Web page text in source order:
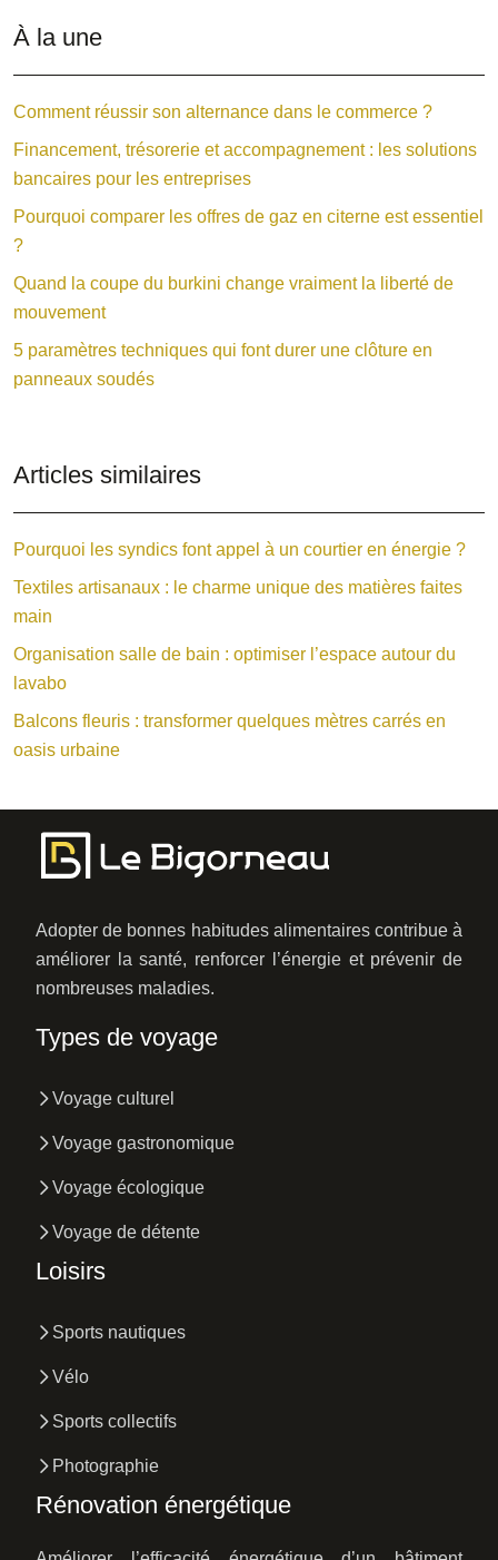
À la une
Comment réussir son alternance dans le commerce ?
Financement, trésorerie et accompagnement : les solutions
bancaires pour les entreprises
Pourquoi comparer les offres de gaz en citerne est essentiel
?
Quand la coupe du burkini change vraiment la liberté de
mouvement
5 paramètres techniques qui font durer une clôture en
panneaux soudés
Articles similaires
Pourquoi les syndics font appel à un courtier en énergie ?
Textiles artisanaux : le charme unique des matières faites
main
Organisation salle de bain : optimiser l’espace autour du
lavabo
Balcons fleuris : transformer quelques mètres carrés en
oasis urbaine
Adopter de bonnes habitudes alimentaires contribue à
améliorer la santé, renforcer l’énergie et prévenir de
nombreuses maladies.
Types de voyage
Voyage culturel
Voyage gastronomique
Voyage écologique
Voyage de détente
Loisirs
Sports nautiques
Vélo
Sports collectifs
Photographie
Rénovation énergétique